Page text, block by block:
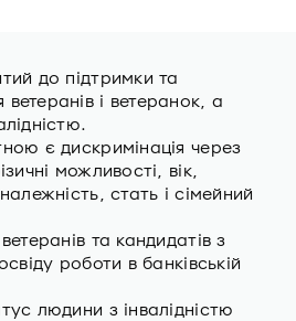
до підтримки та
i ветеранок, а
є дискримінація через
можливості, вік,
стать і сімейний
та кандидатів з
роботи в банківській
людини з інвалідністю